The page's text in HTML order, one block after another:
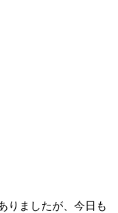
りましたが、今日も